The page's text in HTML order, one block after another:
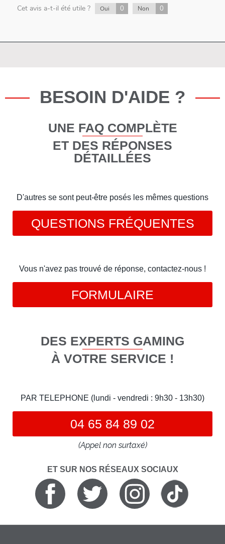
Cet avis a-t-il été utile ? Oui 0 Non 0
BESOIN D'AIDE ?
UNE FAQ COMPLÈTE
ET DES RÉPONSES
DÉTAILLÉES
D'autres se sont peut-être posés les mêmes questions
QUESTIONS FRÉQUENTES
Vous n'avez pas trouvé de réponse, contactez-nous !
FORMULAIRE
DES EXPERTS GAMING
À VOTRE SERVICE !
PAR TELEPHONE (lundi - vendredi : 9h30 - 13h30)
04 65 84 89 02
(Appel non surtaxé)
ET SUR NOS RÉSEAUX SOCIAUX